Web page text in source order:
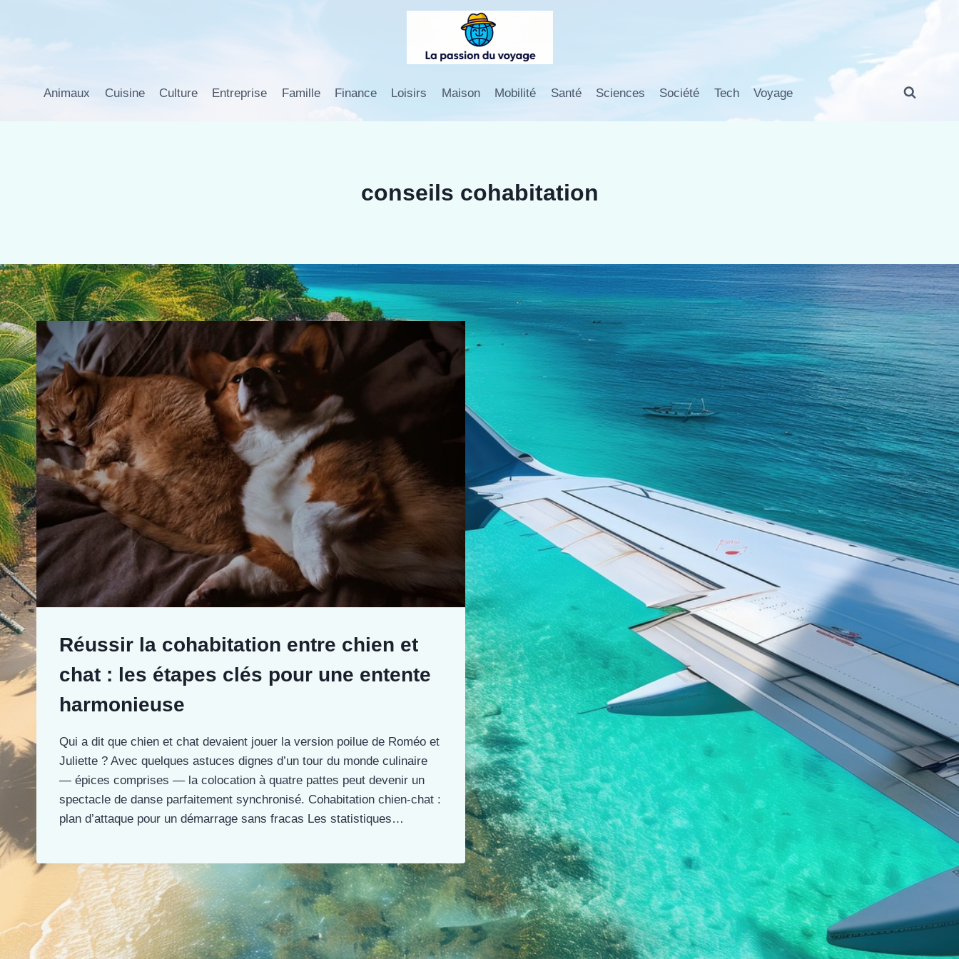
Animaux Cuisine Culture Entreprise Famille Finance Loisirs Maison Mobilité Santé Sciences Société Tech Voyage
conseils cohabitation
Réussir la cohabitation entre chien et
chat : les étapes clés pour une entente
harmonieuse
Qui a dit que chien et chat devaient jouer la version poilue de Roméo et
Juliette ? Avec quelques astuces dignes d’un tour du monde culinaire
— épices comprises — la colocation à quatre pattes peut devenir un
spectacle de danse parfaitement synchronisé. Cohabitation chien-chat :
plan d’attaque pour un démarrage sans fracas Les statistiques…